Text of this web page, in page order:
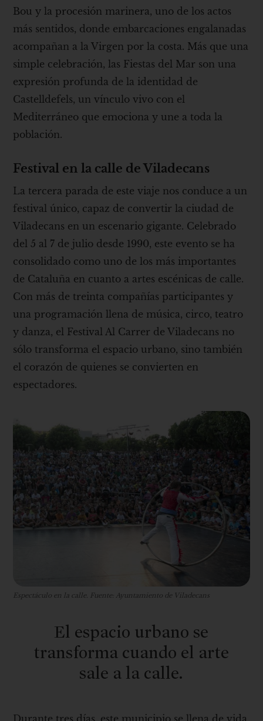
Bou y la procesión marinera, uno de los actos
más sentidos, donde embarcaciones engalanadas
acompañan a la Virgen por la costa. Más que una
simple celebración, las Fiestas del Mar son una
expresión profunda de la identidad de
Castelldefels, un vínculo vivo con el
Mediterráneo que emociona y une a toda la
población.
Festival en la calle de Viladecans
La tercera parada de este viaje nos conduce a un
festival único, capaz de convertir la ciudad de
Viladecans en un escenario gigante. Celebrado
del 5 al 7 de julio desde 1990, este evento se ha
consolidado como uno de los más importantes
de Cataluña en cuanto a artes escénicas de calle.
Con más de treinta compañías participantes y
una programación llena de música, circo, teatro
y danza, el Festival Al Carrer de Viladecans no
sólo transforma el espacio urbano, sino también
el corazón de quienes se convierten en
espectadores.
Espectáculo en la calle. Fuente: Ayuntamiento de Viladecans
El espacio urbano se
transforma cuando el arte
sale a la calle.